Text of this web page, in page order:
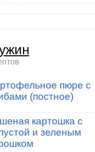
пюре с
(постное)
картошка с
и зеленым